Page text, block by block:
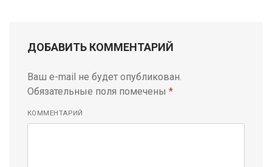
ДОБАВИТЬ КОММЕНТАРИЙ
Ваш e-mail не будет опубликован.
Обязательные поля помечены *
КОММЕНТАРИЙ